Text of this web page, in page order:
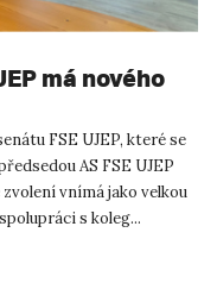
má nového
FSE UJEP, které se
AS FSE UJEP
vnímá jako velkou
s koleg...